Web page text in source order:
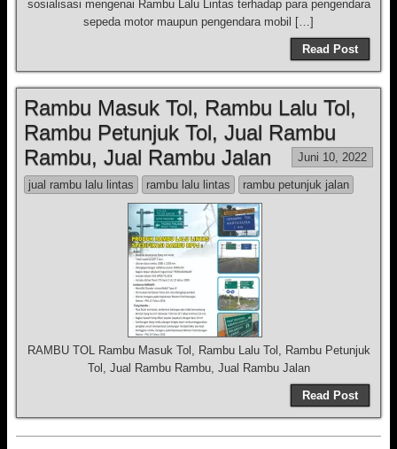
sosialisasi mengenai Rambu Lalu Lintas terhadap para pengendara
sepeda motor maupun pengendara mobil […]
Read Post
Rambu Masuk Tol, Rambu Lalu Tol,
Rambu Petunjuk Tol, Jual Rambu
Rambu, Jual Rambu Jalan
Juni 10, 2022
jual rambu lalu lintas rambu lalu lintas rambu petunjuk jalan
RAMBU TOL Rambu Masuk Tol, Rambu Lalu Tol, Rambu Petunjuk
Tol, Jual Rambu Rambu, Jual Rambu Jalan
Read Post